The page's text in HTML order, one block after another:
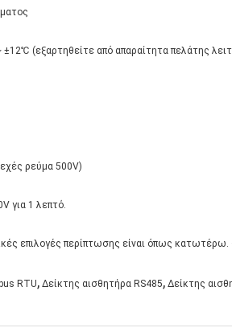
(εξαρτηθείτε από απαραίτητα πελάτης
ρεύμα 500V)
για 1 λεπτό.
επιλογές περίπτωσης είναι όπως
RTU, Δείκτης αισθητήρα RS485, Δείκτης